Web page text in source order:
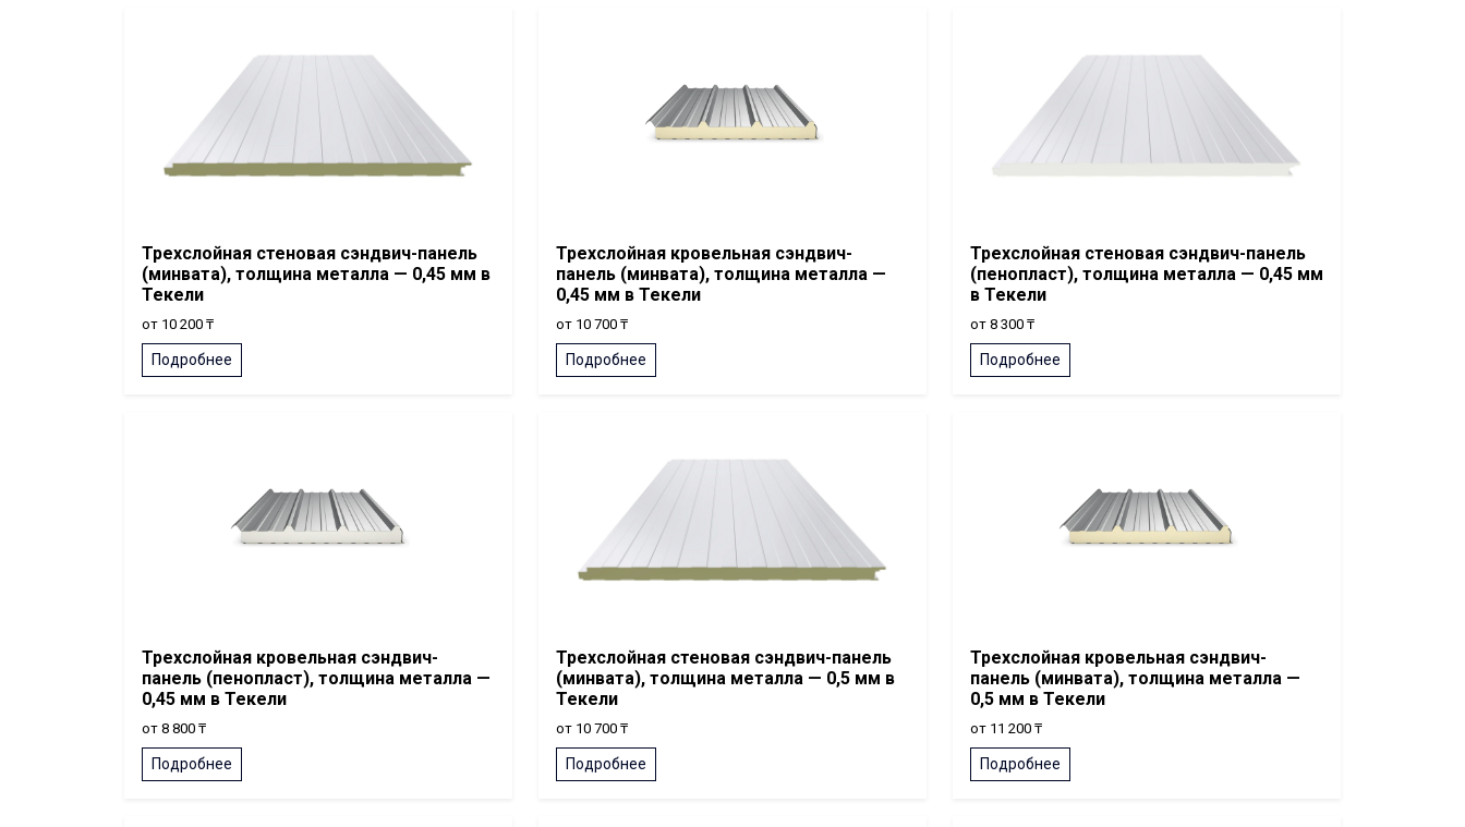
Трехслойная стеновая сэндвич-панель
(минвата), толщина металла — 0,45 мм в
Текели
от 10 200 ₸
Подробнее
Трехслойная кровельная сэндвич-
панель (минвата), толщина металла —
0,45 мм в Текели
от 10 700 ₸
Подробнее
Трехслойная стеновая сэндвич-панель
(пенопласт), толщина металла — 0,45 мм
в Текели
от 8 300 ₸
Подробнее
Трехслойная кровельная сэндвич-
панель (пенопласт), толщина металла —
0,45 мм в Текели
от 8 800 ₸
Подробнее
Трехслойная стеновая сэндвич-панель
(минвата), толщина металла — 0,5 мм в
Текели
от 10 700 ₸
Подробнее
Трехслойная кровельная сэндвич-
панель (минвата), толщина металла —
0,5 мм в Текели
от 11 200 ₸
Подробнее